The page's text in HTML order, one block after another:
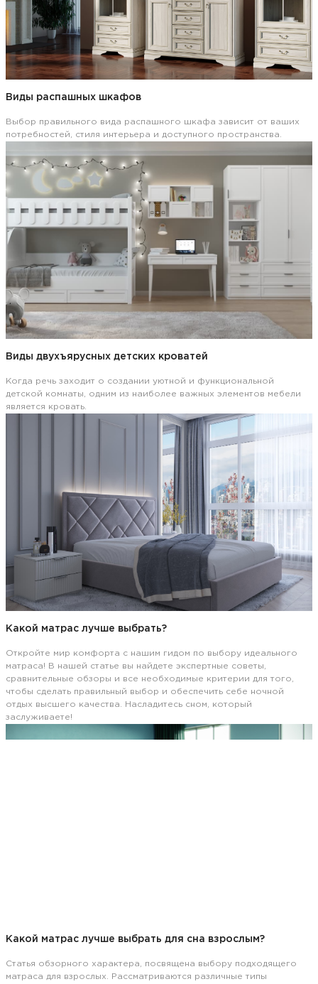
Виды распашных шкафов
Выбор правильного вида распашного шкафа зависит от ваших
потребностей, стиля интерьера и доступного пространства.
Виды двухъярусных детских кроватей
Когда речь заходит о создании уютной и функциональной
детской комнаты, одним из наиболее важных элементов мебели
является кровать.
Какой матрас лучше выбрать?
Откройте мир комфорта с нашим гидом по выбору идеального
матраса! В нашей статье вы найдете экспертные советы,
сравнительные обзоры и все необходимые критерии для того,
чтобы сделать правильный выбор и обеспечить себе ночной
отдых высшего качества. Насладитесь сном, который
заслуживаете!
Какой матрас лучше выбрать для сна взрослым?
Статья обзорного характера, посвящена выбору подходящего
матраса для взрослых. Рассматриваются различные типы